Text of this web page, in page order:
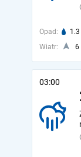
Opad:
Wiatr:
6
03:00